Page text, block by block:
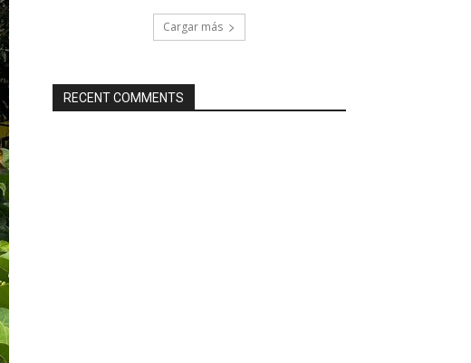
Cargar más
RECENT COMMENTS